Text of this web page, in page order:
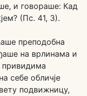
и говораше: Кад
(Пс. 41, 3).
преподобна
на врлинама и
привидима
себе обличје
подвижницу,